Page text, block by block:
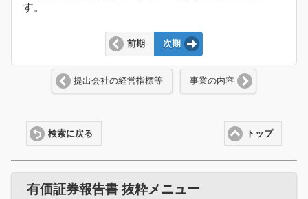
す。
前期 次期
提出会社の経営指標等 事業の内容
トップ
検索に戻る
有価証券報告書 抜粋メニュー